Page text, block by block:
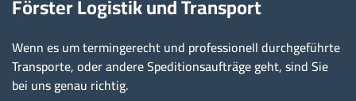
Förster Logistik und Transport
Wenn es um termingerecht und professionell durchgeführte
Transporte, oder andere Speditionsaufträge geht, sind Sie
bei uns genau richtig.